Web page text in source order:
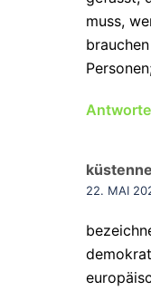
muss,
22. MAI